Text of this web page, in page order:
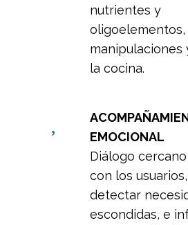
nutrientes y
manipulaciones
la cocina.
EMOCIONAL
Diálogo
con los
detectar
escondidas, e